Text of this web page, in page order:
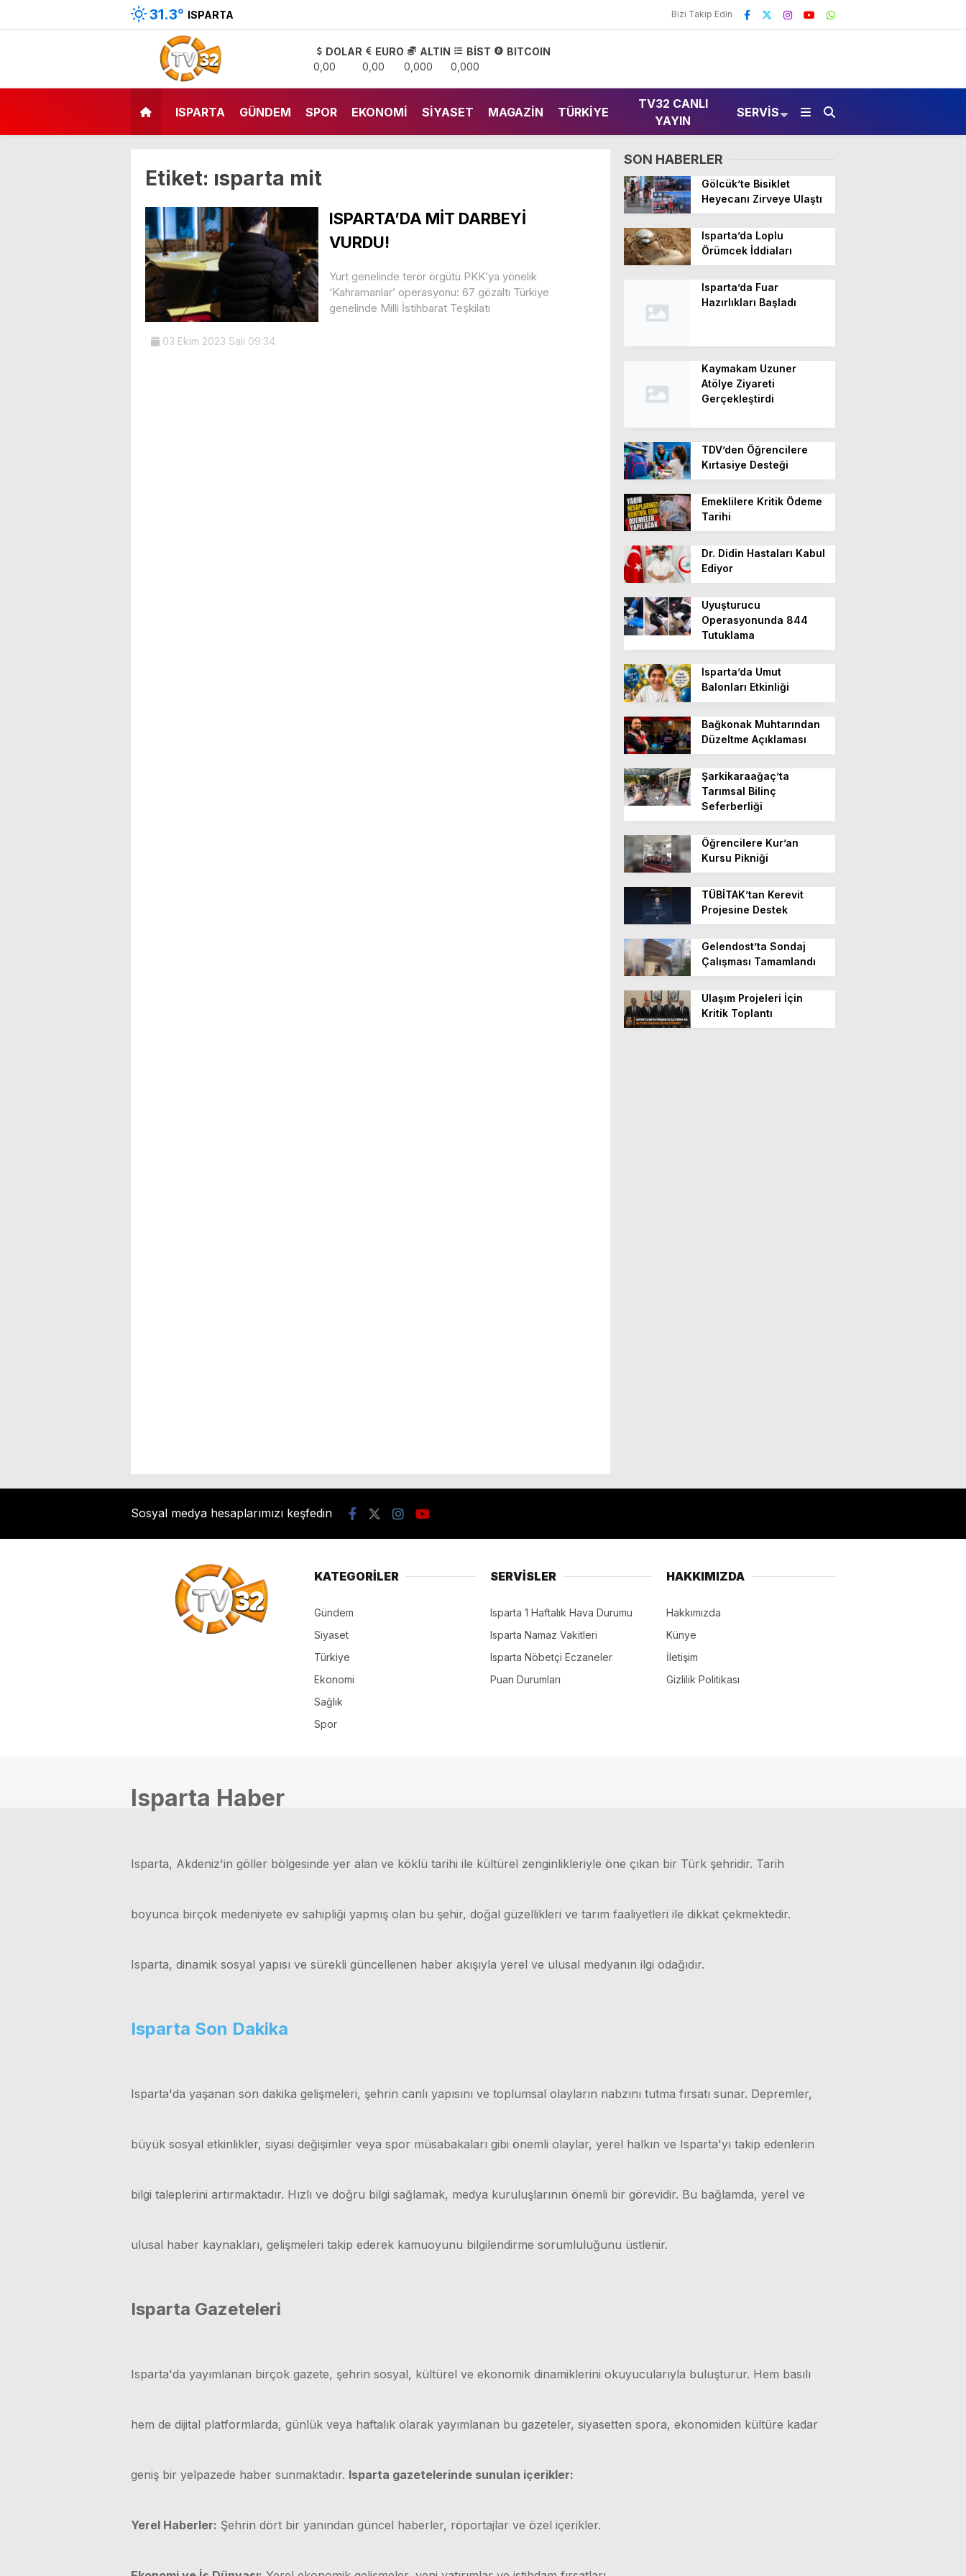
31.3° ISPARTA Bizi Takip Edin
DOLAR
0,00
EURO
0,00
ALTIN
0,000
BİST
0,000
BITCOIN
ISPARTA GÜNDEM SPOR EKONOMI SIYASET MAGAZIN TÜRKIYE
TV32 CANLI
YAYIN
SERVIS
Etiket: ısparta mit
ISPARTA’DA MİT DARBEYİ
VURDU!
Yurt genelinde terör örgütü PKK’ya yönelik
‘Kahramanlar’ operasyonu: 67 gözaltı Türkiye
genelinde Milli İstihbarat Teşkilatı
03 Ekim 2023 Salı 09:34
SON HABERLER
Gölcük’te Bisiklet
Heyecanı Zirveye Ulaştı
Isparta’da Loplu
Örümcek İddiaları
Isparta’da Fuar
Hazırlıkları Başladı
Kaymakam Uzuner
Atölye Ziyareti
Gerçekleştirdi
TDV’den Öğrencilere
Kırtasiye Desteği
Emeklilere Kritik Ödeme
Tarihi
Dr. Didin Hastaları Kabul
Ediyor
Uyuşturucu
Operasyonunda 844
Tutuklama
Isparta’da Umut
Balonları Etkinliği
Bağkonak Muhtarından
Düzeltme Açıklaması
Şarkikaraağaç’ta
Tarımsal Bilinç
Seferberliği
Öğrencilere Kur’an
Kursu Pikniği
TÜBİTAK’tan Kerevit
Projesine Destek
Gelendost’ta Sondaj
Çalışması Tamamlandı
Ulaşım Projeleri İçin
Kritik Toplantı
Sosyal medya hesaplarımızı keşfedin
KATEGORİLER
Gündem
Siyaset
Türkiye
Ekonomi
Sağlık
Spor
SERVİSLER
Isparta 1 Haftalık Hava Durumu
Isparta Namaz Vakitleri
Isparta Nöbetçi Eczaneler
Puan Durumları
HAKKIMIZDA
Hakkımızda
Künye
İletişim
Gizlilik Politikası
Isparta Haber
Isparta, Akdeniz'in göller bölgesinde yer alan ve köklü tarihi ile kültürel zenginlikleriyle öne çıkan bir Türk şehridir. Tarih
boyunca birçok medeniyete ev sahipliği yapmış olan bu şehir, doğal güzellikleri ve tarım faaliyetleri ile dikkat çekmektedir.
Isparta, dinamik sosyal yapısı ve sürekli güncellenen haber akışıyla yerel ve ulusal medyanın ilgi odağıdır.
Isparta Son Dakika
Isparta'da yaşanan son dakika gelişmeleri, şehrin canlı yapısını ve toplumsal olayların nabzını tutma fırsatı sunar. Depremler,
büyük sosyal etkinlikler, siyasi değişimler veya spor müsabakaları gibi önemli olaylar, yerel halkın ve Isparta'yı takip edenlerin
bilgi taleplerini artırmaktadır. Hızlı ve doğru bilgi sağlamak, medya kuruluşlarının önemli bir görevidir. Bu bağlamda, yerel ve
ulusal haber kaynakları, gelişmeleri takip ederek kamuoyunu bilgilendirme sorumluluğunu üstlenir.
Isparta Gazeteleri
Isparta'da yayımlanan birçok gazete, şehrin sosyal, kültürel ve ekonomik dinamiklerini okuyucularıyla buluşturur. Hem basılı
hem de dijital platformlarda, günlük veya haftalık olarak yayımlanan bu gazeteler, siyasetten spora, ekonomiden kültüre kadar
geniş bir yelpazede haber sunmaktadır. Isparta gazetelerinde sunulan içerikler:
Yerel Haberler: Şehrin dört bir yanından güncel haberler, röportajlar ve özel içerikler.